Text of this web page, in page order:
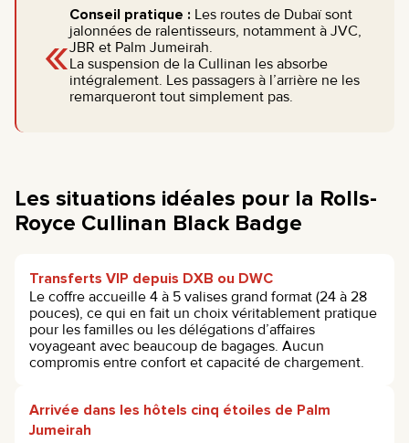
«
Conseil pratique : Les routes de Dubaï sont
jalonnées de ralentisseurs, notamment à JVC,
JBR et Palm Jumeirah.
La suspension de la Cullinan les absorbe
intégralement. Les passagers à l’arrière ne les
remarqueront tout simplement pas.
Les situations idéales pour la Rolls-
Royce Cullinan Black Badge
Transferts VIP depuis DXB ou DWC
Le coffre accueille 4 à 5 valises grand format (24 à 28
pouces), ce qui en fait un choix véritablement pratique
pour les familles ou les délégations d’affaires
voyageant avec beaucoup de bagages. Aucun
compromis entre confort et capacité de chargement.
Arrivée dans les hôtels cinq étoiles de Palm
Jumeirah